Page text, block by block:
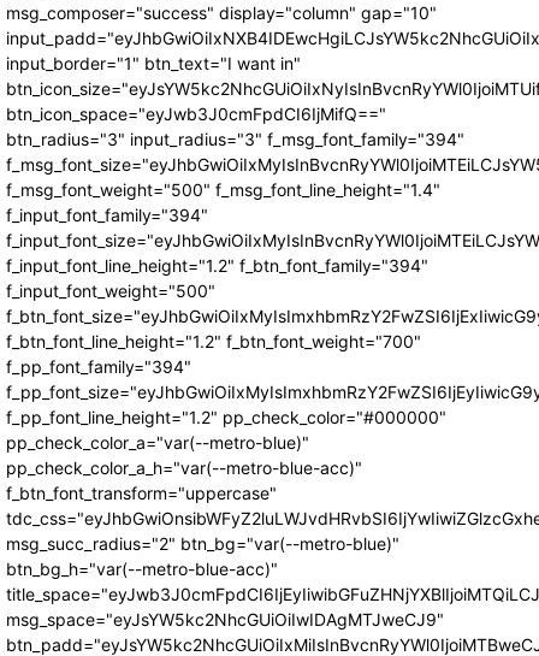
msg_composer="success" display="column" gap="10"
input_border="1" btn_text="I want in"
btn_icon_space="eyJwb3J0cmFpdCI6IjMifQ=="
btn_radius="3" input_radius="3" f_msg_font_family="394"
f_msg_font_weight="500" f_msg_font_line_height="1.4"
f_input_font_family="394"
f_input_font_line_height="1.2" f_btn_font_family="394"
f_input_font_weight="500"
f_btn_font_line_height="1.2" f_btn_font_weight="700"
f_pp_font_family="394"
f_pp_font_line_height="1.2" pp_check_color="#000000"
pp_check_color_a="var(--metro-blue)"
pp_check_color_a_h="var(--metro-blue-acc)"
f_btn_font_transform="uppercase"
msg_succ_radius="2" btn_bg="var(--metro-blue)"
btn_bg_h="var(--metro-blue-acc)"
msg_space="eyJsYW5kc2NhcGUiOiIwIDAgMTJweCJ9"